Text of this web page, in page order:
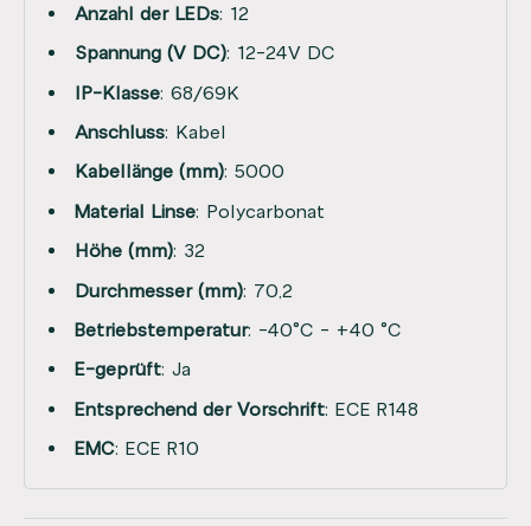
Anzahl der LEDs: 12
Spannung (V DC): 12-24V DC
IP-Klasse: 68/69K
Anschluss: Kabel
Kabellänge (mm): 5000
Material Linse: Polycarbonat
Höhe (mm): 32
Durchmesser (mm): 70,2
Betriebstemperatur: -40°C - +40 °C
E-geprüft: Ja
Entsprechend der Vorschrift: ECE R148
EMC: ECE R10